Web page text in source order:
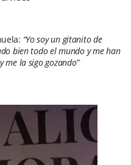
“Yo soy un gitanito de
bien todo el mundo y me han
me la sigo gozando”